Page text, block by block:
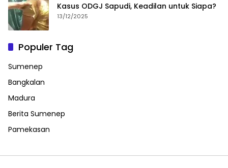
Kasus ODGJ Sapudi, Keadilan untuk Siapa?
13/12/2025
Populer Tag
Sumenep
Bangkalan
Madura
Berita Sumenep
Pamekasan